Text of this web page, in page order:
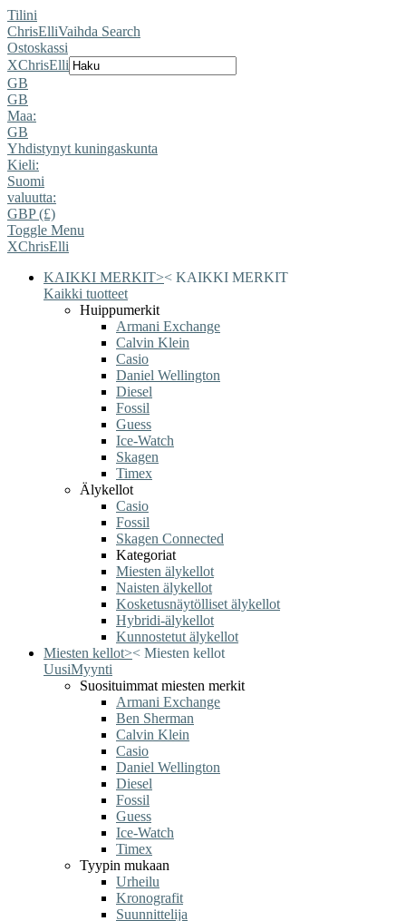
Tilini
ChrisElliVaihda Search
Ostoskassi
XChrisElli
GB
GB
Maa:
GB
Yhdistynyt kuningaskunta
Kieli:
Suomi
valuutta:
GBP (£)
Toggle Menu
XChrisElli
KAIKKI MERKIT>< KAIKKI MERKIT
Kaikki tuotteet
Huippumerkit
Armani Exchange
Calvin Klein
Casio
Daniel Wellington
Diesel
Fossil
Guess
Ice-Watch
Skagen
Timex
Älykellot
Casio
Fossil
Skagen Connected
Kategoriat
Miesten älykellot
Naisten älykellot
Kosketusnäytölliset älykellot
Hybridi-älykellot
Kunnostetut älykellot
Miesten kellot>< Miesten kellot
UusiMyynti
Suosituimmat miesten merkit
Armani Exchange
Ben Sherman
Calvin Klein
Casio
Daniel Wellington
Diesel
Fossil
Guess
Ice-Watch
Timex
Tyypin mukaan
Urheilu
Kronografit
Suunnittelija